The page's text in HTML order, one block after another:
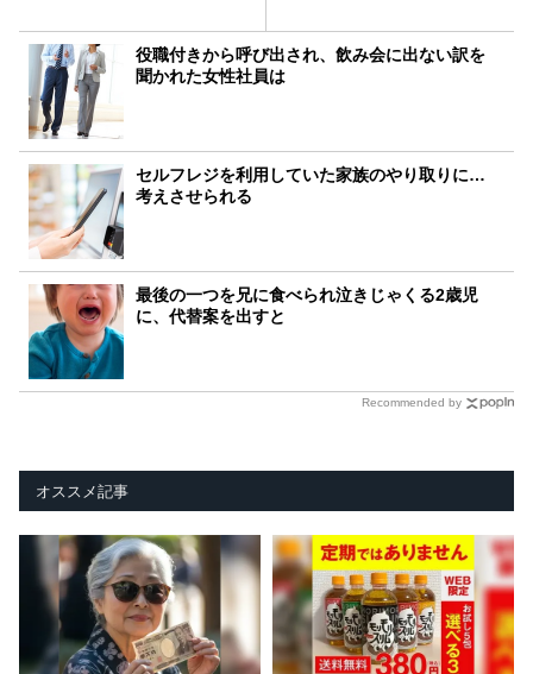
役職付きから呼び出され、飲み会に出ない訳を
聞かれた女性社員は
セルフレジを利用していた家族のやり取りに…
考えさせられる
最後の一つを兄に食べられ泣きじゃくる2歳児
に、代替案を出すと
Recommended by
オススメ記事